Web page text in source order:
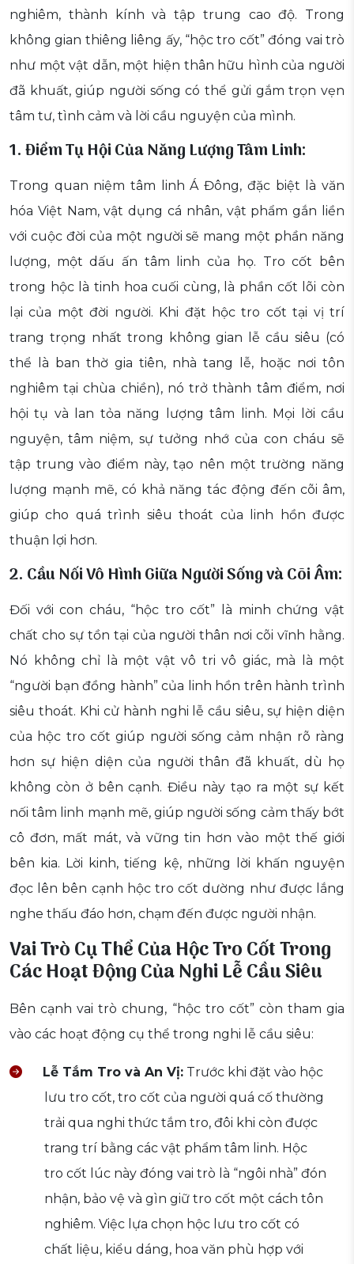
nghiêm, thành kính và tập trung cao độ. Trong
không gian thiêng liêng ấy, “hộc tro cốt” đóng vai trò
như một vật dẫn, một hiện thân hữu hình của người
đã khuất, giúp người sống có thể gửi gắm trọn vẹn
tâm tư, tình cảm và lời cầu nguyện của mình.
1. Điểm Tụ Hội Của Năng Lượng Tâm Linh:
Trong quan niệm tâm linh Á Đông, đặc biệt là văn
hóa Việt Nam, vật dụng cá nhân, vật phẩm gắn liền
với cuộc đời của một người sẽ mang một phần năng
lượng, một dấu ấn tâm linh của họ. Tro cốt bên
trong hộc là tinh hoa cuối cùng, là phần cốt lõi còn
lại của một đời người. Khi đặt hộc tro cốt tại vị trí
trang trọng nhất trong không gian lễ cầu siêu (có
thể là ban thờ gia tiên, nhà tang lễ, hoặc nơi tôn
nghiêm tại chùa chiền), nó trở thành tâm điểm, nơi
hội tụ và lan tỏa năng lượng tâm linh. Mọi lời cầu
nguyện, tâm niệm, sự tưởng nhớ của con cháu sẽ
tập trung vào điểm này, tạo nên một trường năng
lượng mạnh mẽ, có khả năng tác động đến cõi âm,
giúp cho quá trình siêu thoát của linh hồn được
thuận lợi hơn.
2. Cầu Nối Vô Hình Giữa Người Sống và Cõi Âm:
Đối với con cháu, “hộc tro cốt” là minh chứng vật
chất cho sự tồn tại của người thân nơi cõi vĩnh hằng.
Nó không chỉ là một vật vô tri vô giác, mà là một
“người bạn đồng hành” của linh hồn trên hành trình
siêu thoát. Khi cử hành nghi lễ cầu siêu, sự hiện diện
của hộc tro cốt giúp người sống cảm nhận rõ ràng
hơn sự hiện diện của người thân đã khuất, dù họ
không còn ở bên cạnh. Điều này tạo ra một sự kết
nối tâm linh mạnh mẽ, giúp người sống cảm thấy bớt
cô đơn, mất mát, và vững tin hơn vào một thế giới
bên kia. Lời kinh, tiếng kệ, những lời khấn nguyện
đọc lên bên cạnh hộc tro cốt dường như được lắng
nghe thấu đáo hơn, chạm đến được người nhận.
Vai Trò Cụ Thể Của Hộc Tro Cốt Trong
Các Hoạt Động Của Nghi Lễ Cầu Siêu
Bên cạnh vai trò chung, “hộc tro cốt” còn tham gia
vào các hoạt động cụ thể trong nghi lễ cầu siêu:
Lễ Tắm Tro và An Vị: Trước khi đặt vào hộc
lưu tro cốt, tro cốt của người quá cố thường
trải qua nghi thức tắm tro, đôi khi còn được
trang trí bằng các vật phẩm tâm linh. Hộc
tro cốt lúc này đóng vai trò là “ngôi nhà” đón
nhận, bảo vệ và gìn giữ tro cốt một cách tôn
nghiêm. Việc lựa chọn hộc lưu tro cốt có
chất liệu, kiểu dáng, hoa văn phù hợp với